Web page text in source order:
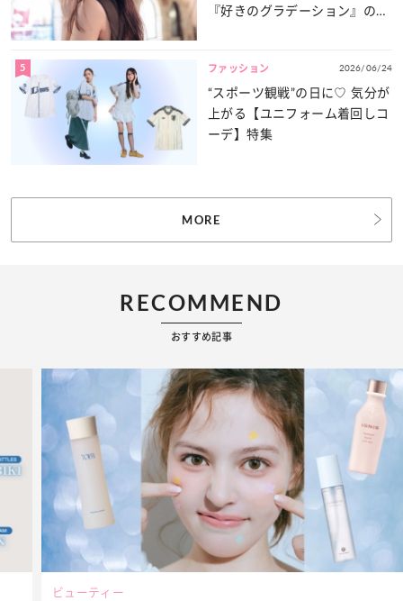
『好きのグラデーション』の魅
5 ファッション 2026/06/24
“スポーツ観戦”の日に♡ 気分が
上がる【ユニフォーム着回しコ
ーデ】特集
MORE
RECOMMEND
おすすめ記事
ビューティー